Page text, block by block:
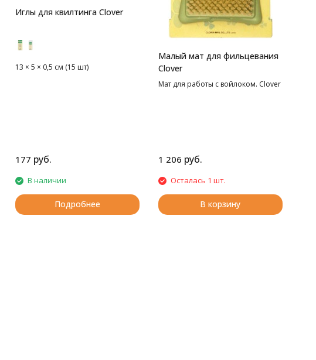
Иглы для квилтинга Clover
13 × 5 × 0,5 см (15 шт)
177 руб.
В наличии
Подробнее
Малый мат для фильцевания
Clover
Мат для работы с войлоком. Clover
1 206 руб.
Осталась 1 шт.
В корзину